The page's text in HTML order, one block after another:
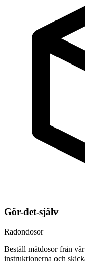
Gör-det-själv
Radondosor
Beställ mätdosor från
instruktionerna och